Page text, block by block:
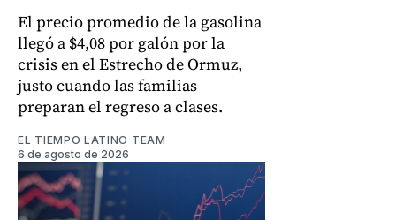
El precio promedio de la gasolina
llegó a $4,08 por galón por la
crisis en el Estrecho de Ormuz,
justo cuando las familias
preparan el regreso a clases.
EL TIEMPO LATINO TEAM
6 de agosto de 2026